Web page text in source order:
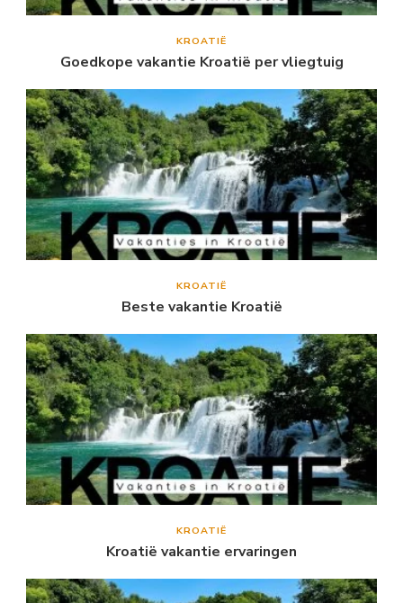
KROATIË
Goedkope vakantie Kroatië per vliegtuig
KROATIË
Beste vakantie Kroatië
KROATIË
Kroatië vakantie ervaringen